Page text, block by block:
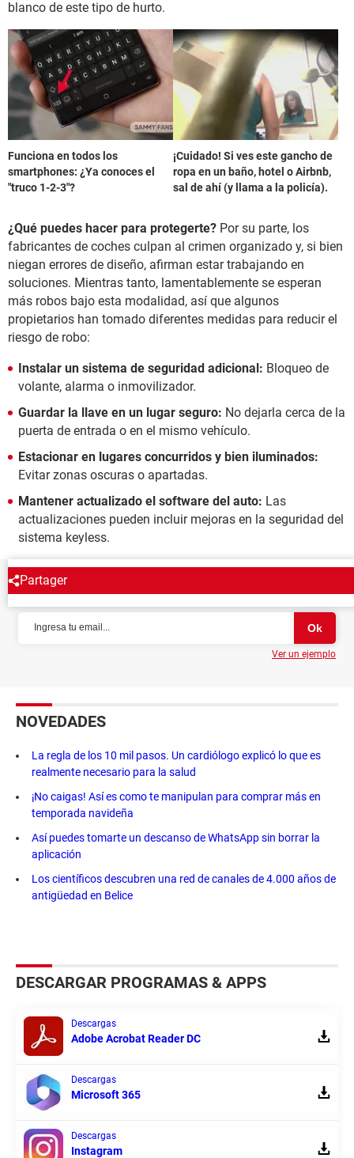
blanco de este tipo de hurto.
Funciona en todos los
smartphones: ¿Ya conoces el
"truco 1-2-3"?
¡Cuidado! Si ves este gancho de
ropa en un baño, hotel o Airbnb,
sal de ahí (y llama a la policía).
¿Qué puedes hacer para protegerte? Por su parte, los
fabricantes de coches culpan al crimen organizado y, si bien
niegan errores de diseño, afirman estar trabajando en
soluciones. Mientras tanto, lamentablemente se esperan
más robos bajo esta modalidad, así que algunos
propietarios han tomado diferentes medidas para reducir el
riesgo de robo:
Instalar un sistema de seguridad adicional: Bloqueo de
volante, alarma o inmovilizador.
Guardar la llave en un lugar seguro: No dejarla cerca de la
puerta de entrada o en el mismo vehículo.
Estacionar en lugares concurridos y bien iluminados:
Evitar zonas oscuras o apartadas.
Mantener actualizado el software del auto: Las
actualizaciones pueden incluir mejoras en la seguridad del
sistema keyless.
Partager
NEWSLETTER
Ver un ejemplo
NOVEDADES
La regla de los 10 mil pasos. Un cardiólogo explicó lo que es
realmente necesario para la salud
¡No caigas! Así es como te manipulan para comprar más en
temporada navideña
Así puedes tomarte un descanso de WhatsApp sin borrar la
aplicación
Los científicos descubren una red de canales de 4.000 años de
antigüedad en Belice
DESCARGAR PROGRAMAS & APPS
Descargas
Adobe Acrobat Reader DC
Descargas
Microsoft 365
Descargas
Instagram